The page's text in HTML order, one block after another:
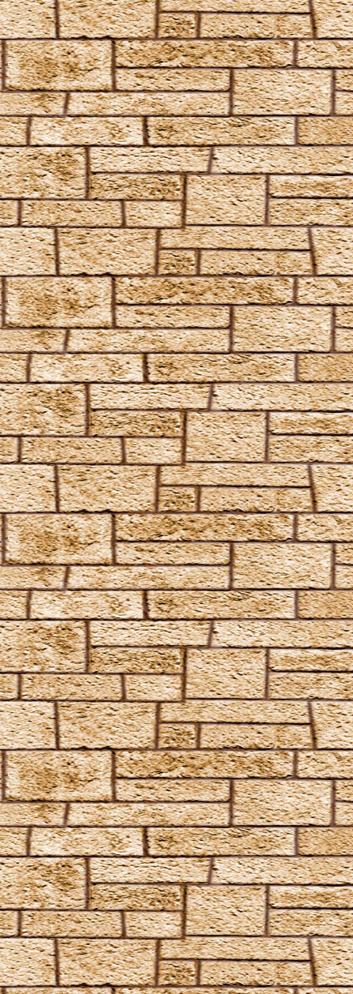
Oppugno
Orbis
Oscausi
Petrificus Totalus
Pfefferatem
Piertotum Locomotor
Prior Incantato
Priori Incantatem
Reductio
Reducto
Rictusempra
Schluck Schnecken
Sectumsempra
Serpensortia
Silencio
Stupor
Tarantallegra
Transmutations-Tortur
Ventus
Verdimillious
Wabbelbein-Fluch
Zunge-Fessel-Fluch
Heilzauber
Anapneo
Brackium Emendo
Eingeweide-Ausweide-Fluch
Enervate
Episkey
Ferula
Rennervate
Surgito
Vulnera Sanentur
Unverzeihliche Flüche
Avada Kedavra
Crucio
Imperio
Verteidigungszauber
Aqua Eructo
Arania Exumai
Arresto Momentum
Brachiabindo
Cave Inimicum
Confundo
Deletrius
Desillusio­nierungszauber
Duro
Emancipare
Entlifors
Expecto Patronum
Expelliarmus
Fianto Duri
Fidelius-Zauber
Finite Incantatem
Finite
Fumos
Goldene Flämmchen
Homenum revelio
Homorphus-Zauber
Immobilus
Impedimenta
Imperturbatio
Incarcerus
Inflatus
Liberacorpus
Muffliato
Nebulus
Partis Temporus
Peskiwichteli Pesternomi
Protego
Protego Diabolica
Protego Horribilis
Protego Maxima
Protego Totalum
Pullus
Relaschio
Repello Inimicum
Repello Muggeltum
Riddikulus
Salvio Hexia
Snufflifors
Türblockierende Flammen
Vermiculus
Vipera Evanesca